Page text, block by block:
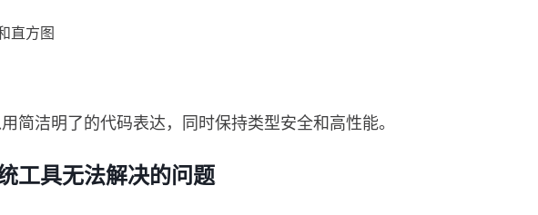
直方图
简洁明了的代码表达，同时保持类型安全和高性能。
工具无法解决的问题